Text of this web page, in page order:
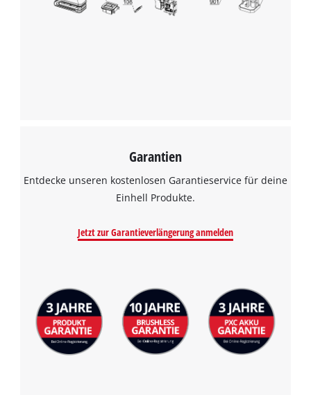
Garantien
Entdecke unseren kostenlosen Garantieservice für deine
Einhell Produkte.
Jetzt zur Garantieverlängerung anmelden